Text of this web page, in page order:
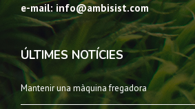
e-mail: info@ambisist.com
ÚLTIMES NOTÍCIES
Mantenir una màquina fregadora